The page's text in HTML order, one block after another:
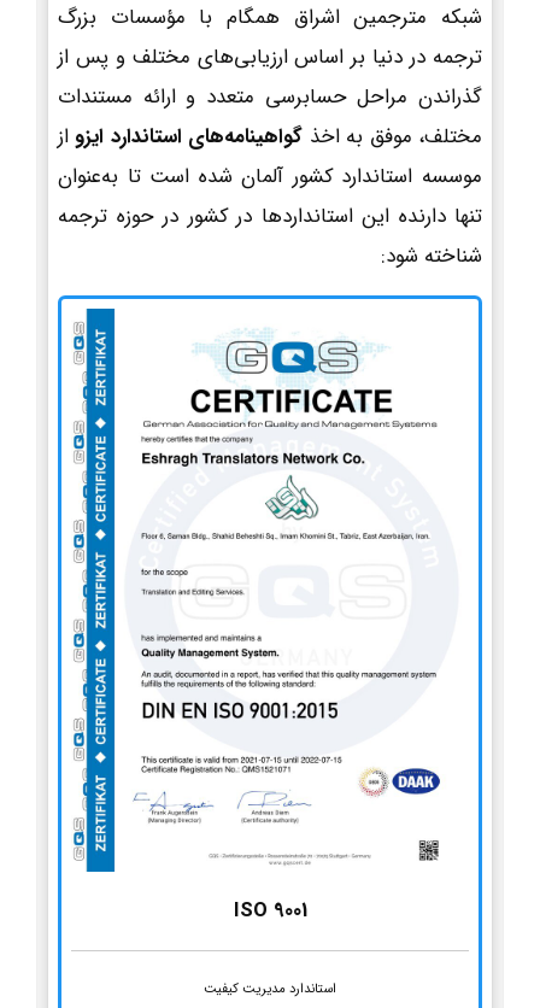
شبکه مترجمین اشراق همگام با مؤسسات بزرگ
ترجمه در دنیا بر اساس ارزیابی‌های مختلف و پس از
گذراندن مراحل حسابرسی متعدد و ارائه مستندات
مختلف، موفق به اخذ گواهینامه‌های استاندارد ایزواز
موسسه استاندارد کشور آلمان شده است تا به‌عنوان
تنها دارنده این استانداردها در کشور در حوزه ترجمه
شناخته شود:
ISO 9001
استاندارد مدیریت کیفیت